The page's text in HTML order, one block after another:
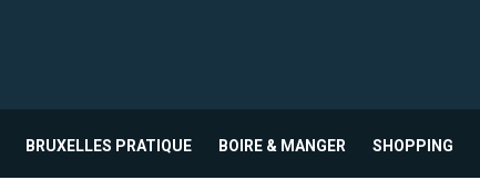
BRUXELLES PRATIQUE BOIRE & MANGER SHOPPING